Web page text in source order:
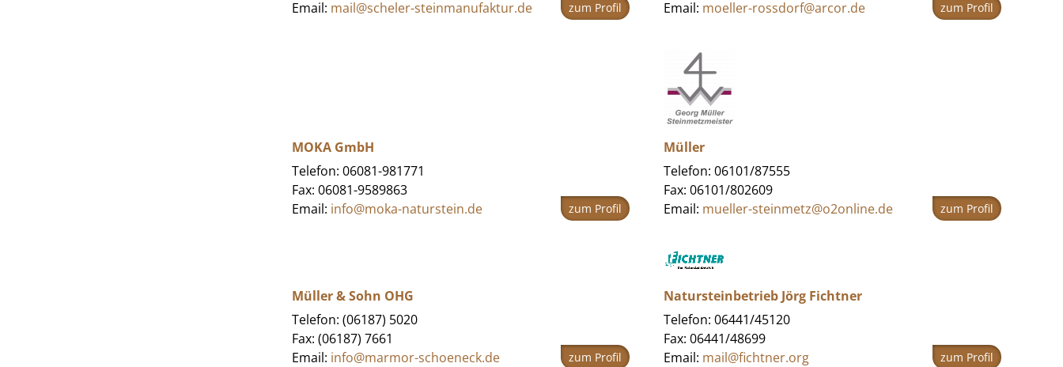
Email: mail@scheler-steinmanufaktur.de zum Profil
Email: moeller-rossdorf@arcor.de zum Profil
MOKA GmbH
Telefon: 06081-981771
Fax: 06081-9589863
Email: info@moka-naturstein.de zum Profil
Müller
Telefon: 06101/87555
Fax: 06101/802609
Email: mueller-steinmetz@o2online.de zum Profil
Müller & Sohn OHG
Telefon: (06187) 5020
Fax: (06187) 7661
Email: info@marmor-schoeneck.de zum Profil
Natursteinbetrieb Jörg Fichtner
Telefon: 06441/45120
Fax: 06441/48699
Email: mail@fichtner.org zum Profil